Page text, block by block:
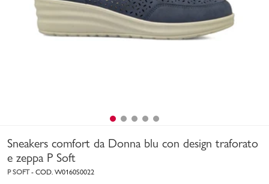
Bambino
Sneakers comfort da Donna blu con design traforato
e zeppa P Soft
P SOFT- COD. W0160S0022